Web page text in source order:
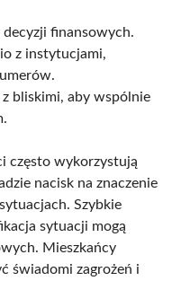
finansowych.
z instytucjami,
z bliskimi, aby wspólnie
często wykorzystują
nacisk na znaczenie
Szybkie
sytuacji mogą
Mieszkańcy
świadomi zagrożeń i